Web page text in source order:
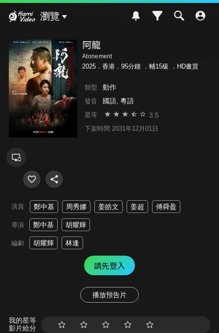
瀏覽
阿龍
Atonement
2025．香港．95分鐘 ． 輔15級 ．HD畫質
類型 動作
發音 國語, 粵語
星等 3.5
下架時間 2031年12月01日
演員 鄭中基 周秀娜 姜皓文 姜超 傅舜盈
導演 鄭中基 胡耀輝
編劇 胡耀輝 林逢
請先登入
播放預告片
我的星等
影片給分